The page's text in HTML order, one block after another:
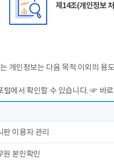
제14조(개인정보
인정보는 다음 목적 이외의 용
에서 확인할 수 있습니다. ☞ 바로
판 이용자 관리
원 본인확인